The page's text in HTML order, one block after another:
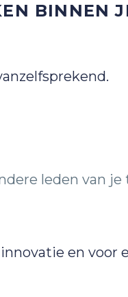
BINNEN
leden van je
en voor